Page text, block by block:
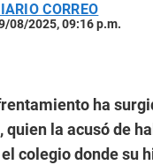
CORREO
08/2025, 09:16 p.m.
ha
quien la acusó de
colegio donde su